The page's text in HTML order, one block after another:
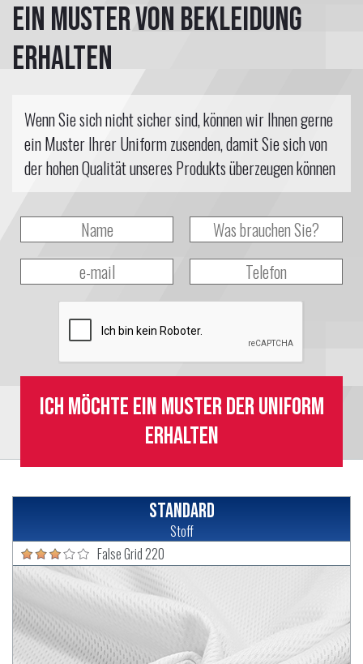
Ein Muster von Bekleidung
erhalten
Wenn Sie sich nicht sicher sind, können wir Ihnen gerne
ein Muster Ihrer Uniform zusenden, damit Sie sich von
der hohen Qualität unseres Produkts überzeugen können
Ich möchte ein Muster der Uniform
erhalten
Standard
Stoff
False Grid 220